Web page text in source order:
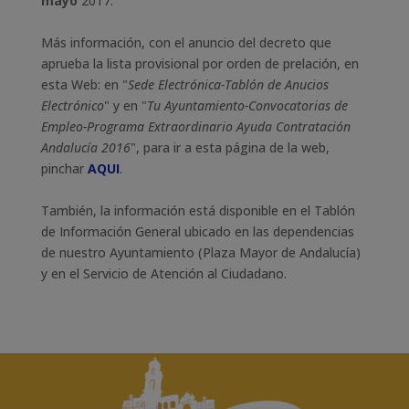
Más información, con el anuncio del decreto que
aprueba la lista provisional por orden de prelación, en
esta Web: en "Sede Electrónica-Tablón de Anucios
Electrónico" y en "Tu Ayuntamiento-Convocatorias de
Empleo-Programa Extraordinario Ayuda Contratación
Andalucía 2016", para ir a esta página de la web,
pinchar AQUI.
También, la información está disponible en el Tablón
de Información General ubicado en las dependencias
de nuestro Ayuntamiento (Plaza Mayor de Andalucía)
y en el Servicio de Atención al Ciudadano.